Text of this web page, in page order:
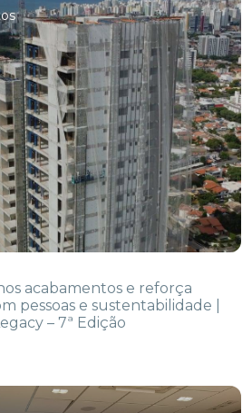
acabamentos e reforça
pessoas e sustentabilidade |
– 7ª Edição